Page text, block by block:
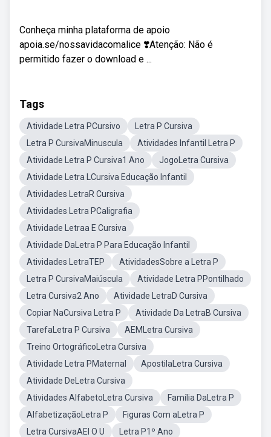
Conheça minha plataforma de apoio
apoia.se/nossavidacomalice ❣️Atenção: Não é
permitido fazer o download e ...
Tags
Atividade Letra PCursivo
Letra P Cursiva
Letra P CursivaMinuscula
Atividades Infantil Letra P
Atividade Letra P Cursiva1 Ano
JogoLetra Cursiva
Atividade Letra LCursiva Educação Infantil
Atividades LetraR Cursiva
Atividades Letra PCaligrafia
Atividade Letraa E Cursiva
Atividade DaLetra P Para Educação Infantil
Atividades LetraTEP
AtividadesSobre a Letra P
Letra P CursivaMaiúscula
Atividade Letra PPontilhado
Letra Cursiva2 Ano
Atividade LetraD Cursiva
Copiar NaCursiva Letra P
Atividade Da LetraB Cursiva
TarefaLetra P Cursiva
AEMLetra Cursiva
Treino OrtográficoLetra Cursiva
Atividade Letra PMaternal
ApostilaLetra Cursiva
Atividade DeLetra Cursiva
Atividades AlfabetoLetra Cursiva
Família DaLetra P
AlfabetizaçãoLetra P
Figuras Com aLetra P
Letra CursivaAEI O U
Letra P1º Ano